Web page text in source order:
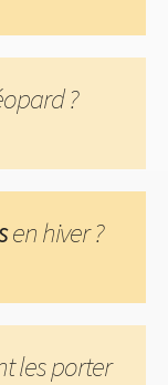
?
en hiver ?
les porter